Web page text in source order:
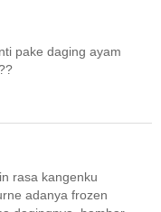
pake daging ayam
rasa kangenku
adanya frozen